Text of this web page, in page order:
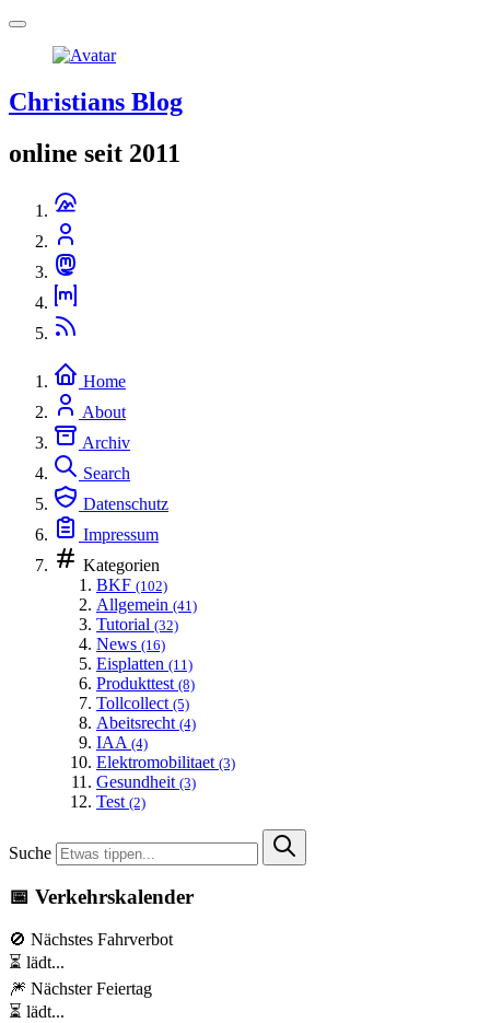
Christians Blog
online seit 2011
Home
About
Archiv
Search
Datenschutz
Impressum
Kategorien
BKF (102)
Allgemein (41)
Tutorial (32)
News (16)
Eisplatten (11)
Produkttest (8)
Tollcollect (5)
Abeitsrecht (4)
IAA (4)
Elektromobilitaet (3)
Gesundheit (3)
Test (2)
Suche
📅 Verkehrskalender
🚫 Nächstes Fahrverbot
⏳ lädt...
🎆 Nächster Feiertag
⏳ lädt...